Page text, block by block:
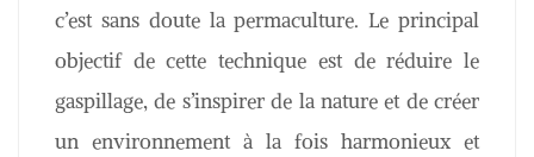
c’est sans doute la permaculture. Le principal
objectif de cette technique est de réduire le
gaspillage, de s’inspirer de la nature et de créer
un environnement à la fois harmonieux et